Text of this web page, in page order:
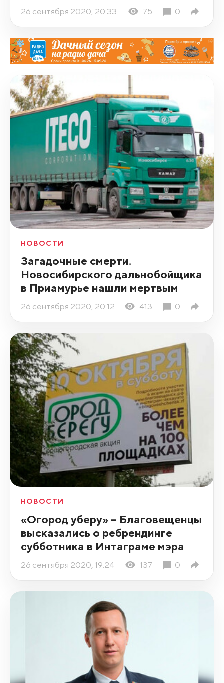
26 сентября 2020, 20:33 75 0
НОВОСТИ
Загадочные смерти.
Новосибирского дальнобойщика
в Приамурье нашли мертвым
26 сентября 2020, 20:12 413 0
НОВОСТИ
«Огород уберу» – Благовещенцы
высказались о ребрендинге
субботника в Интаграме мэра
26 сентября 2020, 19:24 137 0